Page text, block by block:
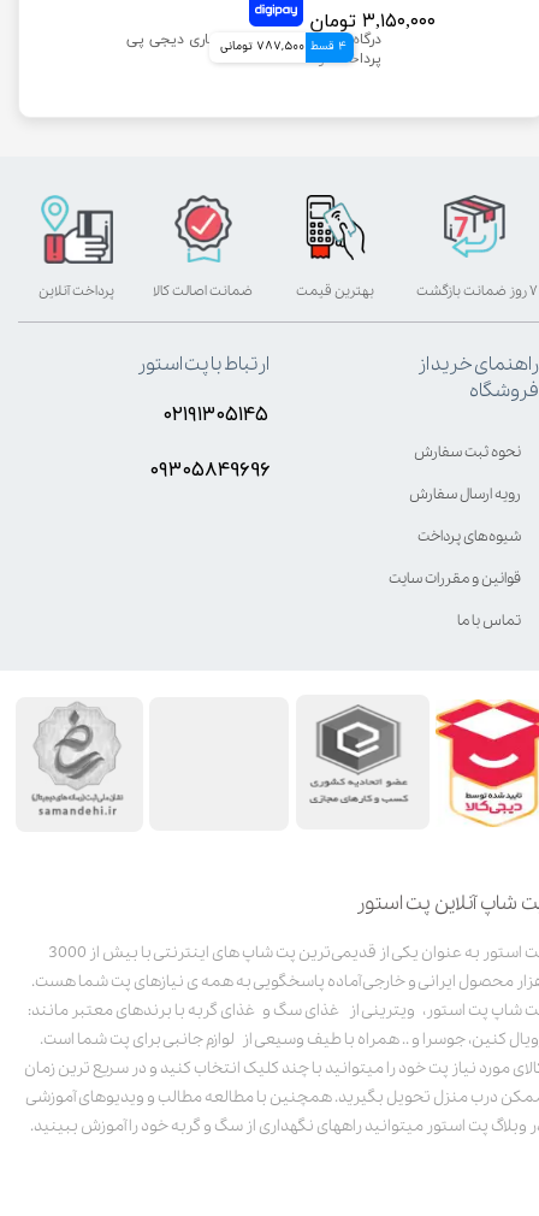
۳,۱۵۰,۰۰۰ تومان
4 قسط 787,500 تومانی
شاپ آنلاین پت استور
پت استور به عنوان یکی از قدیمی‌ترین پت شاپ های اینترنتی با بیش از 3000
محصول ایرانی و خارجی آماده پاسخگویی به همه ی نیازهای پت شما هست.
شاپ پت استور، ویترینی از غذای سگ و غذای گربه با برندهای معتبر مانند:
کنین، جوسرا و .. همراه با طیف وسیعی از لوازم جانبی برای پت شما است.
مورد نیاز پت خود را میتوانید با چند کلیک انتخاب کنید و در سریع ترین زمان
درب منزل تحویل بگیرید. همچنین با مطالعه مطالب و ویدیوهای آموزشی
وبلاگ پت استور میتوانید راههای نگهداری از سگ و گربه خود را آموزش ببینید.
بهترین قیمت پرداخت آنلاین ۷ روز ضمانت بازگشت ضمانت اصالت کالا
راهنمای خرید از
فروشگاه
نحوه ثبت سفارش
رویه ارسال سفارش
شیوه‌های پرداخت
قوانین و مقررات سایت
تماس با ما
ارتباط با پت استور
۰۲۱۹۱۳۰۵۱۴۵
۰۹۳۰۵8۴9696